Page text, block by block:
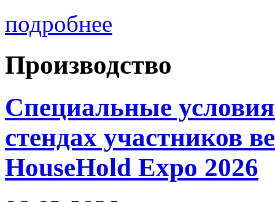
подробнее
Производство
Специальные
стендах участников
HouseHold Expo 2026